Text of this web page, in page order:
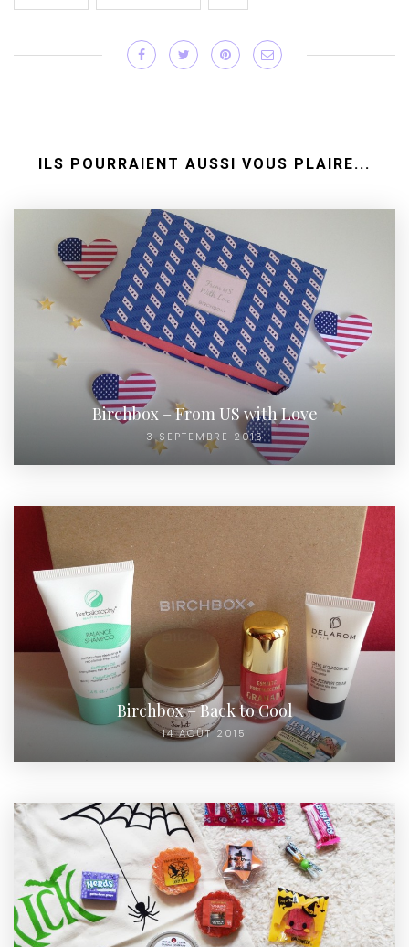
ILS POURRAIENT AUSSI VOUS PLAIRE...
Birchbox – From US with Love
3 SEPTEMBRE 2015
Birchbox – Back to Cool
14 AOÛT 2015